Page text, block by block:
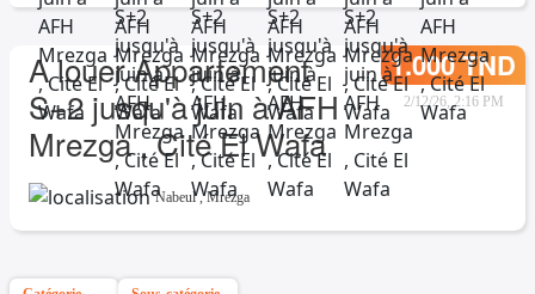
A louer Appartement
S+2 jusqu'à juin à AFH
Mrezga , Cité El Wafa
1.000 TND
2/12/26, 2:16 PM
Nabeul,Mrezga